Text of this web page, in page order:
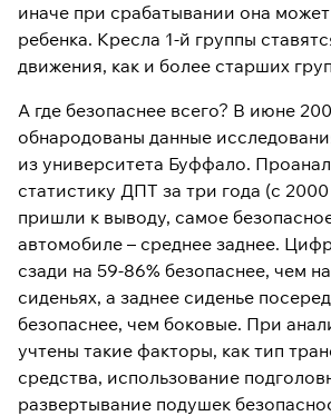
иначе при срабатывании она
ребенка. Кресла 1-й группы
движения, как и более старших
А где безопаснее всего? В июне
обнародованы данные
из университета Буффало.
статистику ДПТ за три года (с 2000
пришли к выводу, самое
автомобиле – среднее заднее.
сзади на 59-86% безопаснее, чем
сиденьях, а заднее сиденье
безопаснее, чем боковые. При
учтены такие факторы, как тип
средства, использование
развертывание подушек